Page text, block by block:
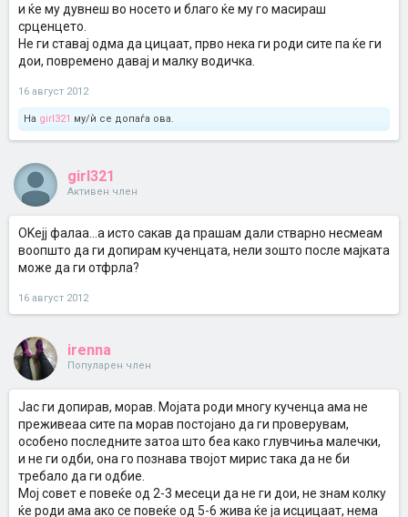
и ќе му дувнеш во носето и благо ќе му го масираш
срценцето.
Не ги ставај одма да цицаат, прво нека ги роди сите па ќе ги
дои, повремено давај и малку водичка.
16 август 2012
На girl321 му/ѝ се допаѓа ова.
girl321
Активен член
OKејј фалаа...а исто сакав да прашам дали стварно несмеам
воопшто да ги допирам кученцата, нели зошто после мајката
може да ги отфрла?
16 август 2012
irenna
Популарен член
Јас ги допирав, морав. Мојата роди многу кученца ама не
преживеаа сите па морав постојано да ги проверувам,
особено последните затоа што беа како глувчиња малечки,
и не ги одби, она го познава твојот мирис така да не би
требало да ги одбие.
Мој совет е повеќе од 2-3 месеци да не ги дои, не знам колку
ќе роди ама ако се повеќе од 5-6 жива ќе ја исцицаат, нема